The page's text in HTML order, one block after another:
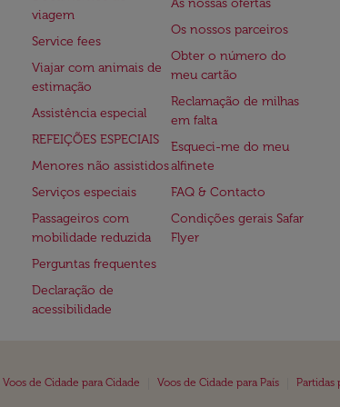
viagem
Service fees
Viajar com animais de
estimação
Assistência especial
REFEIÇÕES ESPECIAIS
Menores não assistidos
Serviços especiais
Passageiros com
mobilidade reduzida
Perguntas frequentes
Declaração de
acessibilidade
As nossas ofertas
Os nossos parceiros
Obter o número do
meu cartão
Reclamação de milhas
em falta
Esqueci-me do meu
alfinete
FAQ & Contacto
Condições gerais Safar
Flyer
Voos de Cidade para Cidade Voos de Cidade para País Partidas